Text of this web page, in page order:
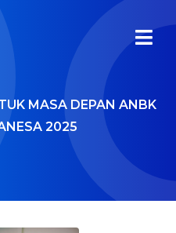
MASA DEPAN ANBK
2025